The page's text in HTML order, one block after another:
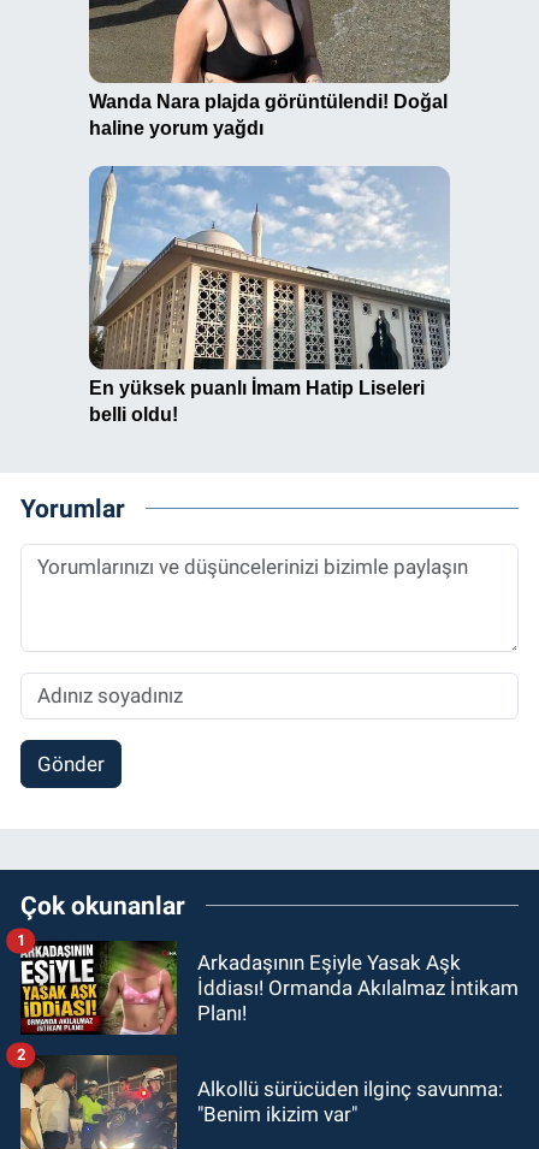
Yorumlar
Gönder
Çok okunanlar
Arkadaşının Eşiyle Yasak Aşk
İddiası! Ormanda Akılalmaz İntikam
Planı!
1
Alkollü sürücüden ilginç savunma:
"Benim ikizim var"
2